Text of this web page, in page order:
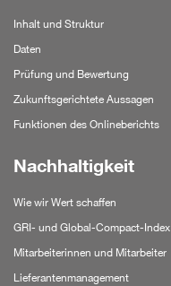
Inhalt und Struktur
Daten
Prüfung und Bewertung
Zukunftsgerichtete Aussagen
Funktionen des Onlineberichts
Nachhaltigkeit
Wie wir Wert schaffen
GRI- und Global-Compact-Index
Mitarbeiterinnen und Mitarbeiter
Lieferantenmanagement